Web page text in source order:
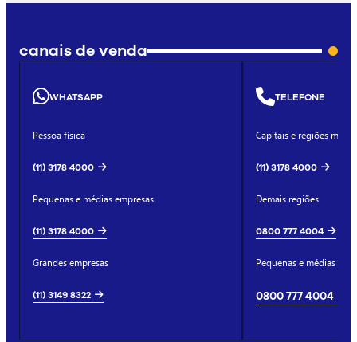
canais de venda
WHATSAPP
Pessoa física
(11) 3178 4000
Pequenas e médias empresas
(11) 3178 4000
Grandes empresas
(11) 3149 8322
TELEFONE
Capitais e regiões
(11) 3178 4000
Demais regiões
0800 777 4004
Pequenas e médias
0800 777 4004